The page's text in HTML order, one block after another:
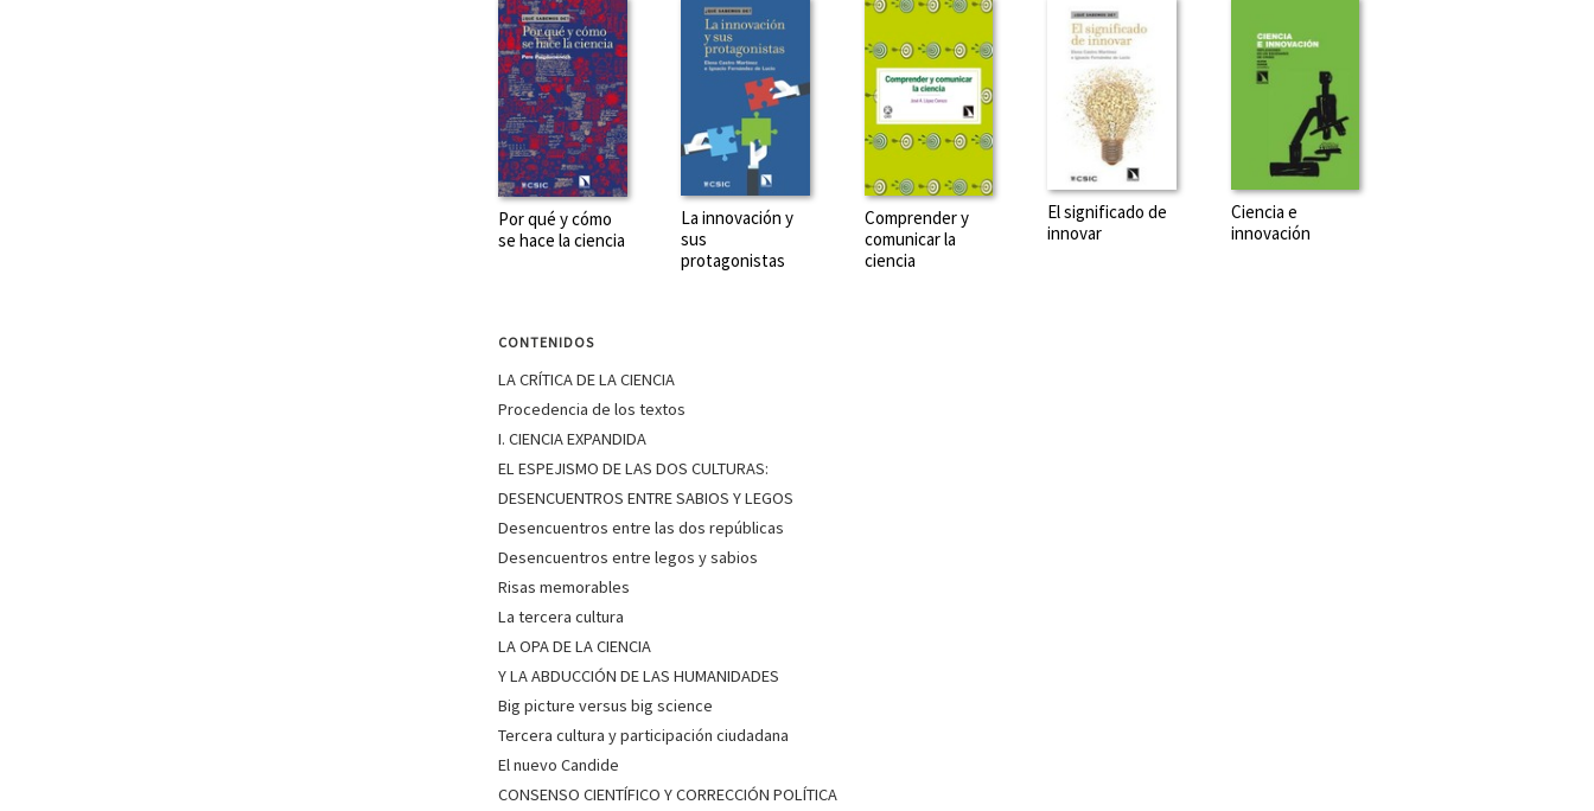
Por qué y cómo
se hace la ciencia
La innovación y
sus
protagonistas
Comprender y
comunicar la
ciencia
El significado de
innovar
Ciencia e
innovación
CONTENIDOS
LA CRÍTICA DE LA CIENCIA
Procedencia de los textos
I. CIENCIA EXPANDIDA
EL ESPEJISMO DE LAS DOS CULTURAS:
DESENCUENTROS ENTRE SABIOS Y LEGOS
Desencuentros entre las dos repúblicas
Desencuentros entre legos y sabios
Risas memorables
La tercera cultura
LA OPA DE LA CIENCIA
Y LA ABDUCCIÓN DE LAS HUMANIDADES
Big picture versus big science
Tercera cultura y participación ciudadana
El nuevo Candide
CONSENSO CIENTÍFICO Y CORRECCIÓN POLÍTICA